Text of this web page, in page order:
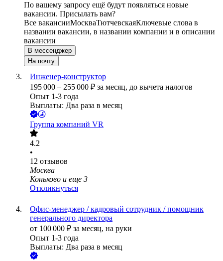
По вашему запросу ещё будут появляться новые
вакансии. Присылать вам?
Все вакансииМоскваТютчевскаяКлючевые слова в
названии вакансии, в названии компании и в описании
вакансии
В мессенджер
На почту
Инженер-конструктор
195 000 – 255 000 ₽ за месяц, до вычета налогов
Опыт 1-3 года
Выплаты: Два раза в месяц
Группа компаний VR
4.2
•
12 отзывов
Москва
Коньково и еще 3
Откликнуться
Офис-менеджер / кадровый сотрудник / помощник
генерального директора
от 100 000 ₽ за месяц, на руки
Опыт 1-3 года
Выплаты: Два раза в месяц